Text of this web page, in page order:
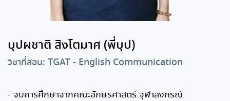
บุปผชาติ สิงโตมาศ (พี่บุป)
วิชาที่สอน: TGAT - English Communication
- จบการศึกษาจากคณะอักษรศาสตร์ จุฬาลงกรณ์